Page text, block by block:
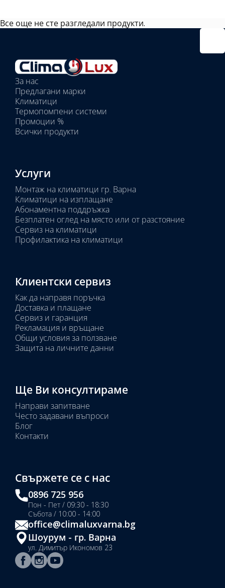
Все още не сте разгледали продукти.
Избрани
вътрешни
тела:
Избрано
тяло:
За нас
Предлагани марки
Климатици
Термопомпени системи
Промоции %
Всички продукти
Услуги
Монтаж на климатици гр. Варна
Климатици на изплащане
Абонаментна поддръжка
Безплатен оглед на място или от разстояние
Сервиз на климатици
Профилактика на климатици
Клиентски сервиз
Как да направя поръчка
Доставка и плащане
Сервиз и гаранция
Рекламация и връщане
Общи условия за ползване
Защита на личните данни
Ще Ви консултираме
Направи запитване
Често задавани въпроси
Блог
Контакти
Свържете се с нас
0896 725 956
Пон - Пет / 09:30 - 18:30
Събота / 10:00 - 14:00
office@climaluxvarna.bg
Шоурум - гр. Варна
ул. Димитър Икономов 23